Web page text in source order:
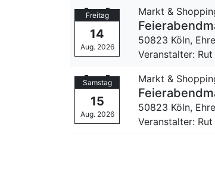
Freitag
14
Aug. 2026
Markt &
50823 Köln,
Veranstalter:
Samstag
15
Aug. 2026
Markt &
50823 Köln,
Veranstalter: